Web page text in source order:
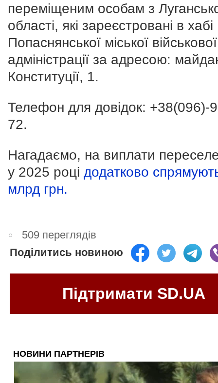
переміщеним особам з
області, які зареєстровані в хабі
Попаснянської міської військової
адміністрації за адресою:
Конституції, 1.
Телефон для довідок: +38(096)-
72.
Нагадаємо, на виплати
у 2025 році додатково
млрд грн.
509 переглядів
Поділитись новиною
Підтримати SD.UA